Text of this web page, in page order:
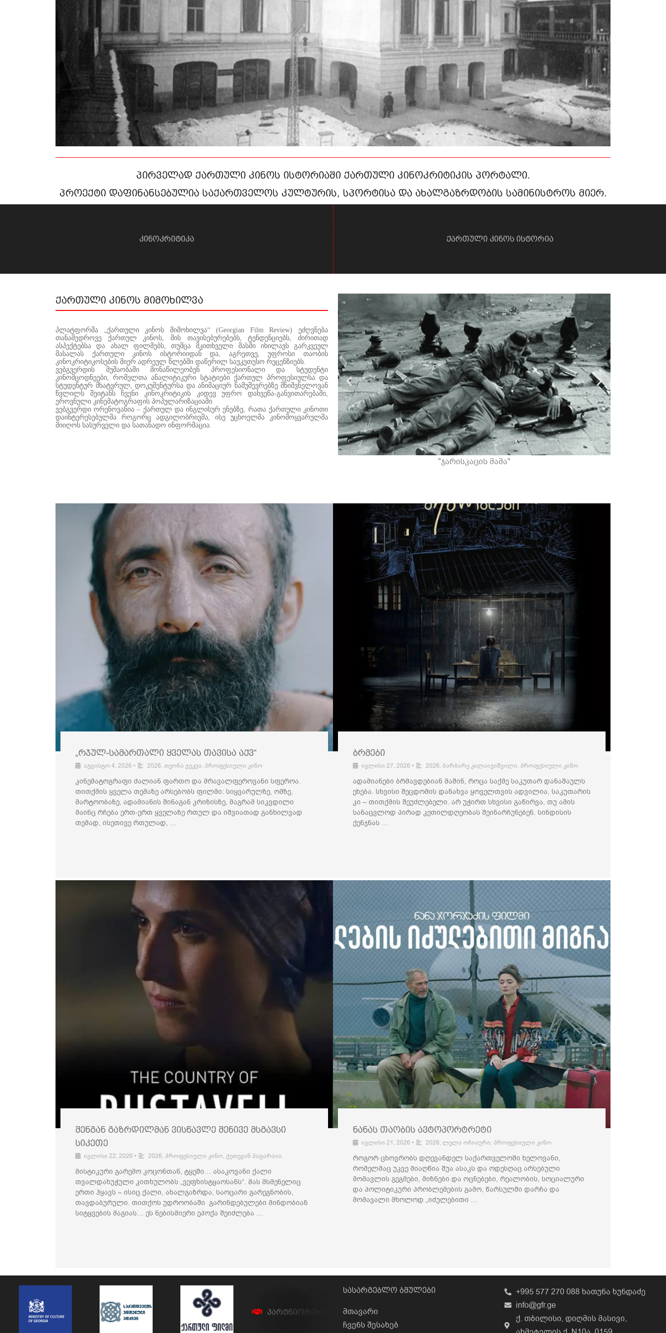
პირველად ქართული კინოს ისტორიაში ქართული კინოკრიტიკის პორტალი.
პროექტი დაფინანსებულია საქართველოს კულტურის, სპორტისა და ახალგაზრდობის სამინისტროს მიერ.
კინოკრიტიკა ქართული კინოს ისტორია
ქართული კინოს მიმოხილვა
პლატფორმა „ქართული კინოს მიმოხილვა“ (Georgian Film Review) ეძღვნება
თანამედროვე ქართულ კინოს, მის თავისებურებებს, ტენდენციებს, ძირითად
ასპექტებსა და ახალ ფილმებს, თუმცა მკითხველი მასში იხილავს გარკვეულ
მასალას ქართული კინოს ისტორიიდან და, აგრეთვე, უფროსი თაობის
კინოკრიტიკოსების მიერ ადრეულ წლებში დაწერილ საუკეთესო რეცენზიებს.
ვებგვერდის მუშაობაში მონაწილეობენ პროფესიონალი და სტუდენტი
კინომცოდნეები, რომელთა ანალიტიკური სტატიები ქართულ პროფესიულსა და
სტუდენტურ მხატვრულ, დოკუმენტურსა და ანიმაციურ ნამუშევრებზე მნიშვნელოვან
წვლილს შეიტანს ჩვენი კინოკრიტიკის კიდევ უფრო დახვეწა-განვითარებაში,
ეროვნული კინემატოგრაფის პოპულარიზაციაში.
ვებგვერდი ორენოვანია – ქართულ და ინგლისურ ენებზე, რათა ქართული კინოთი
დაინტერესებულმა როგორც ადგილობრივმა, ისე უცხოელმა კინომოყვარულმა
მიიღოს სასურველი და სათანადო ინფორმაცია.
"ქეთო და კოტე"
„რჯულ-სამართალი ყველას თავისა აქვ“
აგვისტო 4, 2026 • 2026, თეონა ვეკუა, პროფესიული კინო
კინემატოგრაფი ძალიან ფართო და მრავალფეროვანი სფეროა.
თითქმის ყველა თემაზე არსებობს ფილმი: სიყვარულზე, ომზე,
მარტოობაზე, ადამიანის შინაგან კრიზისზე, მაგრამ სიკვდილი
მაინც რჩება ერთ-ერთ ყველაზე რთულ და იშვიათად განხილვად
თემად, ისეთივე რთულად, …
ბრმები
ივლისი 27, 2026 • 2026, ბარბარე კალაიჯიშვილი, პროფესიული კინო
ადამიანები ბრმავდებიან მაშინ, როცა საქმე საკუთარ დანაშაულს
ეხება. სხვისი შეცდომის დანახვა ყოველთვის ადვილია, საკუთარის
კი – თითქმის შეუძლებელი. არ უჭირთ სხვისი გაწირვა, თუ ამის
სანაცვლოდ პირად კეთილდღეობას შეინარჩუნებენ. სინდისის
ქენჯნას …
შენგან გაზრდილმან ვისწავლე შენივე მსგავსი
სიკეთე
ივლისი 22, 2026 • 2026, პროფესიული კინო, ქეთევან პატარაია
მისტიკური გარემო კოცონთან, ტყეში… ასაკოვანი ქალი
თვალდახუჭული კითხულობს „ვეფხისტყაოსანს“. მას მსმენელიც
ერთი ჰყავს – ისიც ქალი, ახალგაზრდა, საოცარი გარეგნობის,
თავდაბურული. თითქოს უდროობაში გარინდებულები მინდობიან
სიტყვების მაგიას… ეს ნებისმიერი ეპოქა შეიძლება …
ნანას თაობის ავტოპორტრეტი
ივლისი 21, 2026 • 2026, ლელა ოჩიაური, პროფესიული კინო
როგორ ცხოვრობს დღევანდელ საქართველოში ხელოვანი,
რომელმაც უკვე მიაღწია შუა ასაკს და ოდესღაც არსებული
მომავლის გეგმები, მიზნები და ოცნებები, რეალობის, სოციალური
და პოლიტიკური პრობლემების გამო, წარსულში დარჩა და
მომავალი მხოლოდ „იძულებითი …
პარტნიორ
სასარგებლო ბმულები
მთავარი
ჩვენს შესახებ
+995 577 270 088 ხათუნა ხუნდაძე
info@gfr.ge
ქ. თბილისი, დიღმის მასივი,